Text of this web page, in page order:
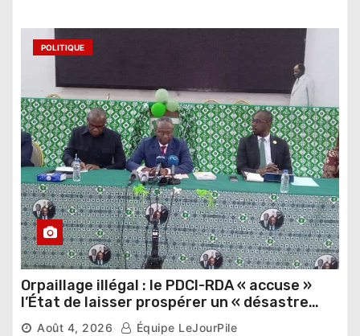
POLITIQUE
Orpaillage illégal : le PDCI-RDA « accuse »
l’État de laisser prospérer un « désastre
national »
Août 4, 2026 Équipe LeJourPile